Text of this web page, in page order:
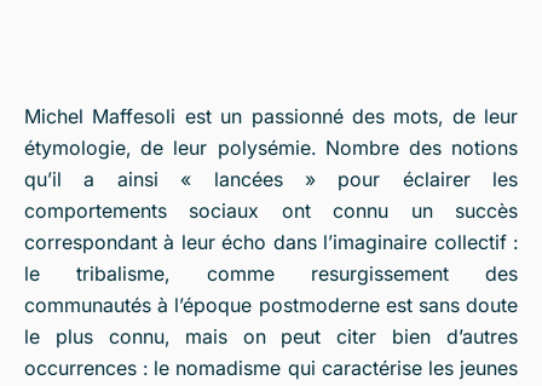
Michel Maffesoli est un passionné des mots, de leur
étymologie, de leur polysémie. Nombre des notions
qu’il a ainsi « lancées » pour éclairer les
comportements sociaux ont connu un succès
correspondant à leur écho dans l’imaginaire collectif :
le tribalisme, comme resurgissement des
communautés à l’époque postmoderne est sans doute
le plus connu, mais on peut citer bien d’autres
occurrences : le nomadisme qui caractérise les jeunes